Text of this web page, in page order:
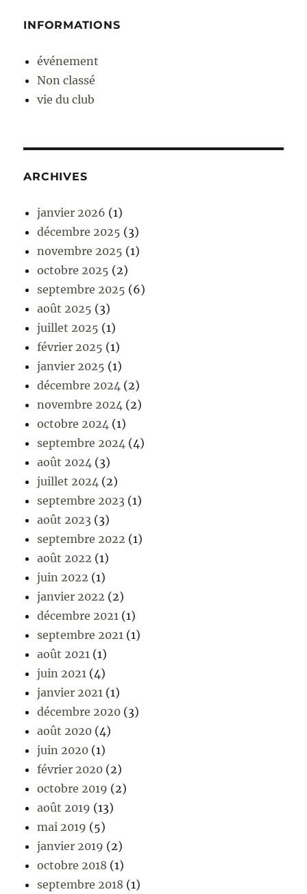
INFORMATIONS
événement
Non classé
vie du club
ARCHIVES
janvier 2026 (1)
décembre 2025 (3)
novembre 2025 (1)
octobre 2025 (2)
septembre 2025 (6)
août 2025 (3)
juillet 2025 (1)
février 2025 (1)
janvier 2025 (1)
décembre 2024 (2)
novembre 2024 (2)
octobre 2024 (1)
septembre 2024 (4)
août 2024 (3)
juillet 2024 (2)
septembre 2023 (1)
août 2023 (3)
septembre 2022 (1)
août 2022 (1)
juin 2022 (1)
janvier 2022 (2)
décembre 2021 (1)
septembre 2021 (1)
août 2021 (1)
juin 2021 (4)
janvier 2021 (1)
décembre 2020 (3)
août 2020 (4)
juin 2020 (1)
février 2020 (2)
octobre 2019 (2)
août 2019 (13)
mai 2019 (5)
janvier 2019 (2)
octobre 2018 (1)
septembre 2018 (1)